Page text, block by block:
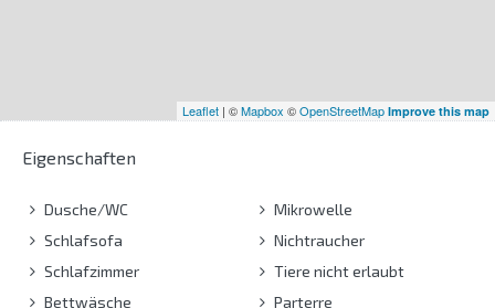
Leaflet | ©Mapbox ©OpenStreetMap Improve this map
Eigenschaften
Dusche/WC
Schlafsofa
Schlafzimmer
Bettwäsche
Mikrowelle
Nichtraucher
Tiere nicht erlaubt
Parterre